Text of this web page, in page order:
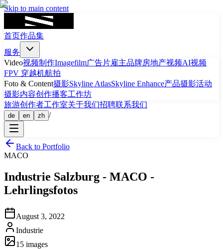
Skip to main content
首页作品集
服务
Video视频制作Imagefilm广告片雇主品牌房地产视频AI视频
FPV 穿越机航拍
Foto & Content摄影Skyline AtlasSkyline Enhance产品摄影活动
摄影内容创作播客工作坊
旅游创作者工作室关于我们招聘联系我们
de en zh /
Back to Portfolio
MACO
Industrie Salzburg - MACO -
Lehrlingsfotos
August 3, 2022
Industrie
15 images